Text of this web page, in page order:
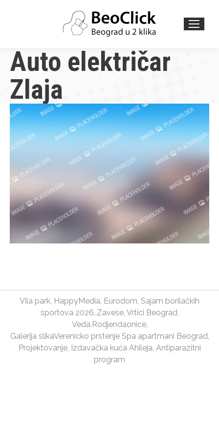
Auto električar
Zlaja
Vila park HappyMedia Eurodom Sajam borilačkih
sportova 2026. Zavese, Vrtici Beograd
Veda Rodjendaonice,
Galerija slikaVerenicko prstenje Spa apartmani Beograd
Projektovanje, Izdavačka kuća Ahileja Antiparazitni
program